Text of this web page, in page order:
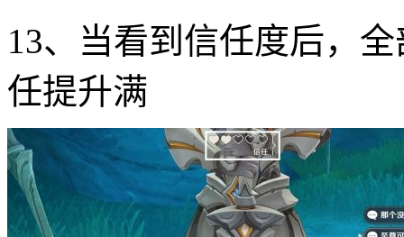
13、当看到信任度后，
任提升满